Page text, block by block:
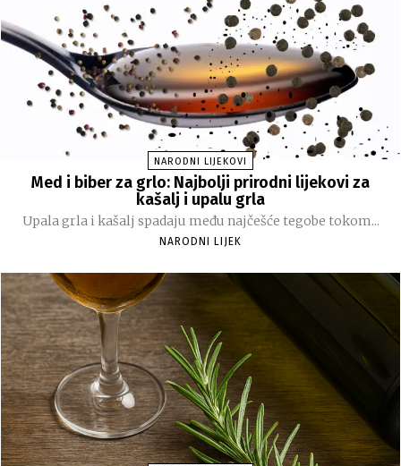
NARODNI LIJEKOVI
Med i biber za grlo: Najbolji prirodni lijekovi za
kašalj i upalu grla
Upala grla i kašalj spadaju među najčešće tegobe tokom...
NARODNI LIJEK